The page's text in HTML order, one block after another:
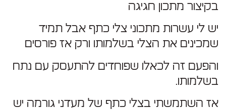
בקיצור מתכון חגיגה
יש לי עשרות מתכוני צלי כתף אבל תמיד
שמכינים את הצלי בשלמותו ורק אז פורסים
והפעם זה לכאלו שפוחדים להתעסק עם נתח
בשלמותו.
אז השתמשתי בצלי כתף של מעדני גורמה יש